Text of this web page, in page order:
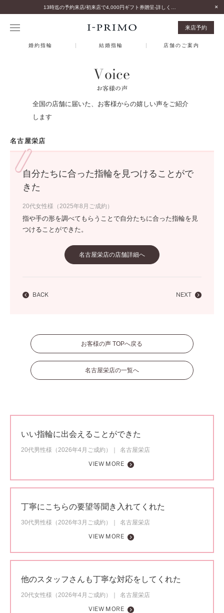
来店予約
婚約指輪 結婚指輪 店舗のご案内
Voice
お客様の声
全国の店舗に届いた、お客様からの嬉しい声をご紹介
します
名古屋栄店
自分たちに合った指輪を見つけることがで
きた
20代女性様（2025年8月ご成約）
指や手の形を調べてもらうことで自分たちに合った指輪を見
つけることができた。
名古屋栄店の店舗詳細へ
BACK NEXT
お客様の声 TOPへ戻る
名古屋栄店の一覧へ
いい指輪に出会えることができた
20代男性様（2026年4月ご成約）
名古屋栄店
VIEW MORE
丁寧にこちらの要望等聞き入れてくれた
30代男性様（2026年3月ご成約）
名古屋栄店
VIEW MORE
他のスタッフさんも丁寧な対応をしてくれた
20代女性様（2026年4月ご成約）
名古屋栄店
VIEW MORE